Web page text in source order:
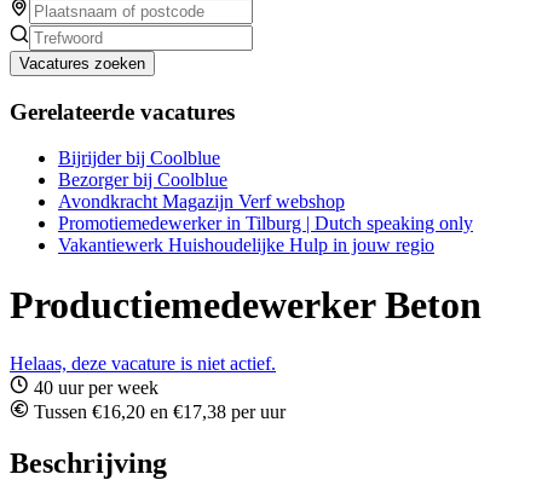
Vacatures zoeken
Gerelateerde vacatures
Bijrijder bij Coolblue
Bezorger bij Coolblue
Avondkracht Magazijn Verf webshop
Promotiemedewerker in Tilburg | Dutch speaking only
Vakantiewerk Huishoudelijke Hulp in jouw regio
Productiemedewerker Beton
Helaas, deze vacature is niet actief.
40 uur per week
Tussen €16,20 en €17,38 per uur
Beschrijving